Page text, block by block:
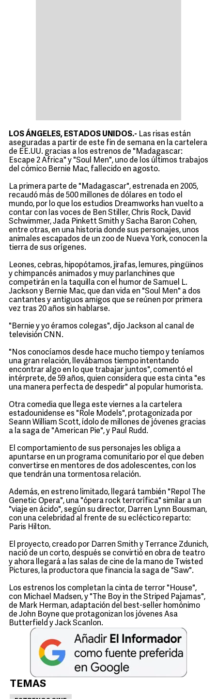
LOS ÁNGELES, ESTADOS UNIDOS.- Las risas están
aseguradas a partir de este fin de semana en la cartelera
de EE.UU. gracias a los estrenos de "Madagascar:
Escape 2 Africa" y "Soul Men", uno de los últimos trabajos
del cómico Bernie Mac, fallecido en agosto.
La primera parte de "Madagascar", estrenada en 2005,
recaudó más de 500 millones de dólares en todo el
mundo, por lo que los estudios Dreamworks han vuelto a
contar con las voces de Ben Stiller, Chris Rock, David
Schwimmer, Jada Pinkett Smith y Sacha Baron Cohen,
entre otras, en una historia donde sus personajes, unos
animales escapados de un zoo de Nueva York, conocen la
tierra de sus orígenes.
Leones, cebras, hipopótamos, jirafas, lemures, pingüinos
y chimpancés animados y muy parlanchines que
competirán en la taquilla con el humor de Samuel L.
Jackson y Bernie Mac, que dan vida en "Soul Men" a dos
cantantes y antiguos amigos que se reúnen por primera
vez tras 20 años sin hablarse.
"Bernie y yo éramos colegas", dijo Jackson al canal de
televisión CNN.
"Nos conocíamos desde hace mucho tiempo y teníamos
una gran relación, llevábamos tiempo intentando
encontrar algo en lo que trabajar juntos", comentó el
intérprete, de 59 años, quien considera que esta cinta "es
una manera perfecta de despedir" al popular humorista.
Otra comedia que llega este viernes a la cartelera
estadounidense es "Role Models", protagonizada por
Seann William Scott, ídolo de millones de jóvenes gracias
a la saga de "American Pie", y Paul Rudd.
El comportamiento de sus personajes les obliga a
apuntarse en un programa comunitario por el que deben
convertirse en mentores de dos adolescentes, con los
que tendrán una tormentosa relación.
Además, en estreno limitado, llegará también "Repo! The
Genetic Opera", una "ópera rock terrorífica" similar a un
"viaje en ácido", según su director, Darren Lynn Bousman,
con una celebridad al frente de su ecléctico reparto:
Paris Hilton.
El proyecto, creado por Darren Smith y Terrance Zdunich,
nació de un corto, después se convirtió en obra de teatro
y ahora llegará a las salas de cine de la mano de Twisted
Pictures, la productora que financia la saga de "Saw".
Los estrenos los completan la cinta de terror "House",
con Michael Madsen, y "The Boy in the Striped Pajamas",
de Mark Herman, adaptación del best-seller homónimo
de John Boyne que protagonizan los jóvenes Asa
Butterfield y Jack Scanlon.
TEMAS